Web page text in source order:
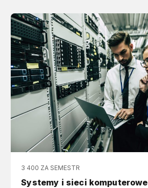
3 400 ZA SEMESTR
Systemy i sieci komputerowe